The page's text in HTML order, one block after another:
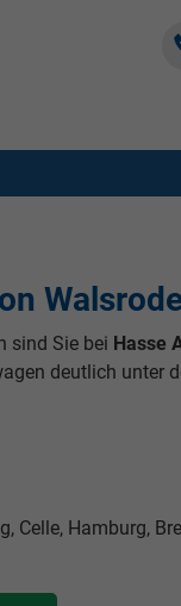
sind Sie bei Hasse
deutlich unter
Celle, Hamburg,